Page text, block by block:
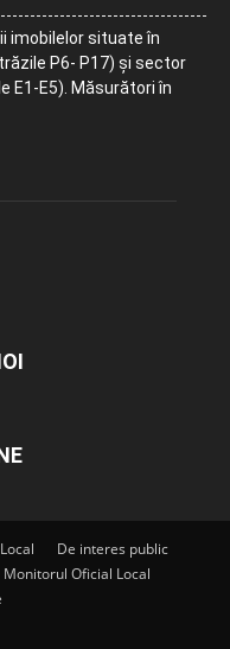
imobilelor situate în
P6- P17) și sector
E1-E5). Măsurători în
De interes public
Monitorul Oficial Local